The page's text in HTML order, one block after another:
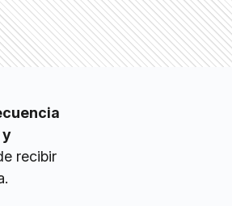
y
recibir